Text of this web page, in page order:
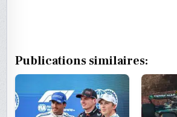
Publications similaires: